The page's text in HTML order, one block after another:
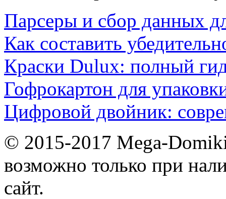
Парсеры и сбор данных
Как составить
Краски Dulux: полный
Гофрокартон для
Цифровой двойник:
© 2015-2017 Mega-
возможно только при
сайт.